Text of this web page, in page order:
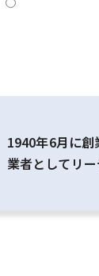
1940年6月に
業者としてリ